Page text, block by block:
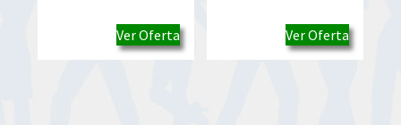
original
era:
actual
es:
Ver Oferta
original
era:
actual
es:
Ver Oferta